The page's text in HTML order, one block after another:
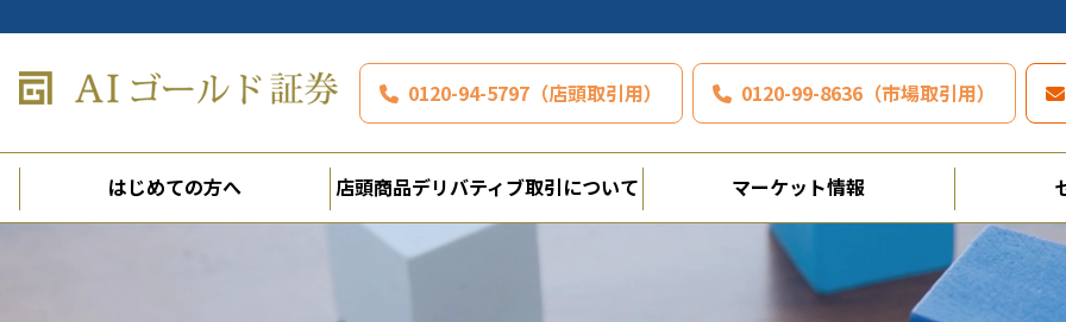
0120-94-5797（店頭取引用） 0120-99-8636（市場取引用）
はじめての方へ 店頭商品デリバティブ取引について マーケット情報